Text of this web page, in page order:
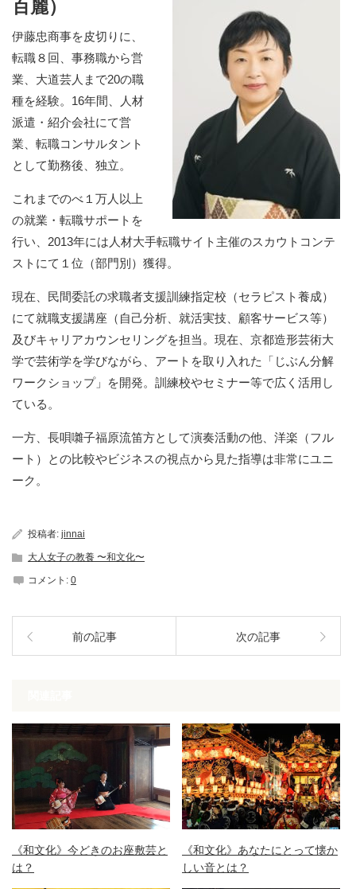
百麗）
伊藤忠商事を皮切りに、
転職８回、事務職から営
業、大道芸人まで20の職
種を経験。16年間、人材
派遣・紹介会社にて営
業、転職コンサルタント
として勤務後、独立。
これまでのべ１万人以上
の就業・転職サポートを
行い、2013年には人材大手転職サイト主催のスカウトコンテ
ストにて１位（部門別）獲得。
現在、民間委託の求職者支援訓練指定校（セラピスト養成）
にて就職支援講座（自己分析、就活実技、顧客サービス等）
及びキャリアカウンセリングを担当。現在、京都造形芸術大
学で芸術学を学びながら、アートを取り入れた「じぶん分解
ワークショップ」を開発。訓練校やセミナー等で広く活用し
ている。
一方、長唄囃子福原流笛方として演奏活動の他、洋楽（フル
ート）との比較やビジネスの視点から見た指導は非常にユニ
ーク。
投稿者: jinnai
大人女子の教養 〜和文化〜
コメント: 0
前の記事 次の記事
《和文化》今どきのお座敷芸と
は？
《和文化》あなたにとって懐か
しい音とは？